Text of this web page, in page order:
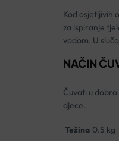
Kod osjetljivih
za ispiranje
vodom. U
NAČIN
Čuvati u
djece.
Težina 0.5 kg